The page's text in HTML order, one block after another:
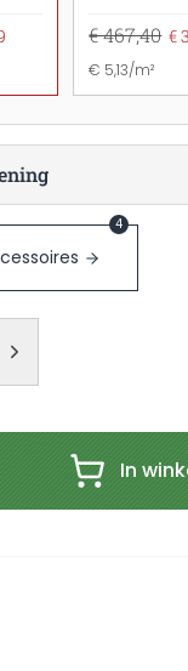
€ 467,40 €
€ 5,13/m²
4
In